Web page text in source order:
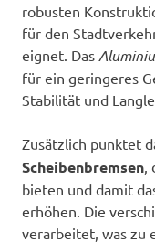
robusten
für den
eignet. Das
für ein geringeres
Stabilität und
Zusätzlich punktet
Scheibenbremsen,
bieten und damit
erhöhen. Die
verarbeitet, was zu